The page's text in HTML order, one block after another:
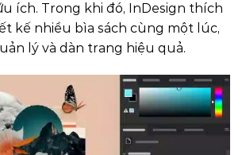
ích. Trong khi đó, InDesign thích
kế nhiều bìa sách cùng một lúc,
lý và dàn trang hiệu quả.